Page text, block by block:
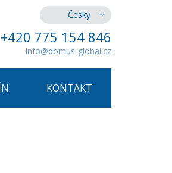
Česky
+420 775 154 846
info@domus-global.cz
KONTAKT